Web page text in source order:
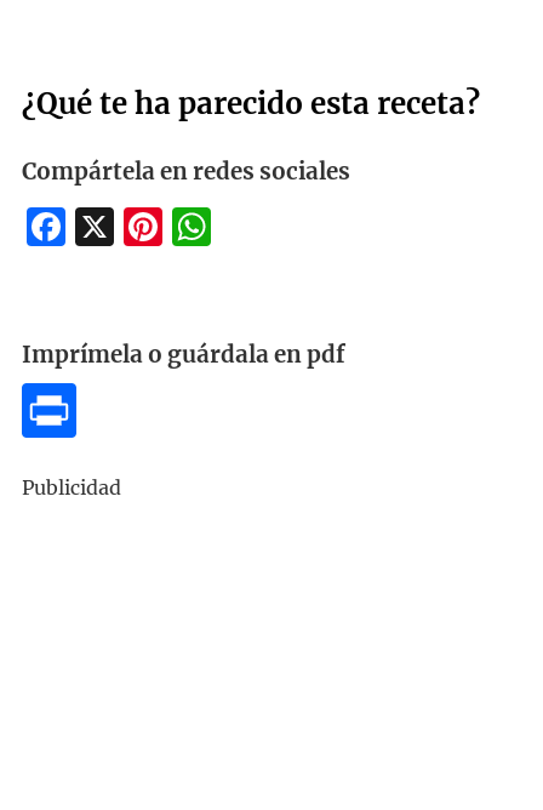
¿Qué te ha parecido esta receta?
Compártela en redes sociales
Facebook
X Pinterest
WhatsApp
Imprímela o guárdala en pdf
Publicidad